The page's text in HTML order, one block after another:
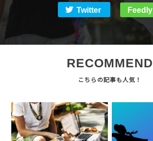
Twitter Feedly
RECOMMEND